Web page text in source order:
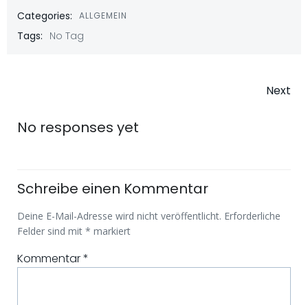
Categories: ALLGEMEIN
Tags: No Tag
Next
No responses yet
Schreibe einen Kommentar
Deine E-Mail-Adresse wird nicht veröffentlicht. Erforderliche
Felder sind mit * markiert
Kommentar*